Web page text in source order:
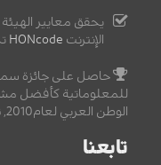
يحقق معايير
الإنترنت HONcode
حاصل على جائزة
للمعلوماتية كأفضل
الوطن العربي لعام2010,
تابعنا